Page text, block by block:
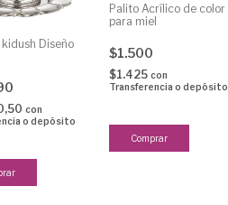
kidush Diseño
con
o depósito
Palito Acrílico de color
para miel
$1.500
$1.425 con
Transferencia o depósito